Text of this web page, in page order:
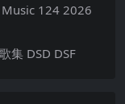
Music 124 2026
集 DSD DSF